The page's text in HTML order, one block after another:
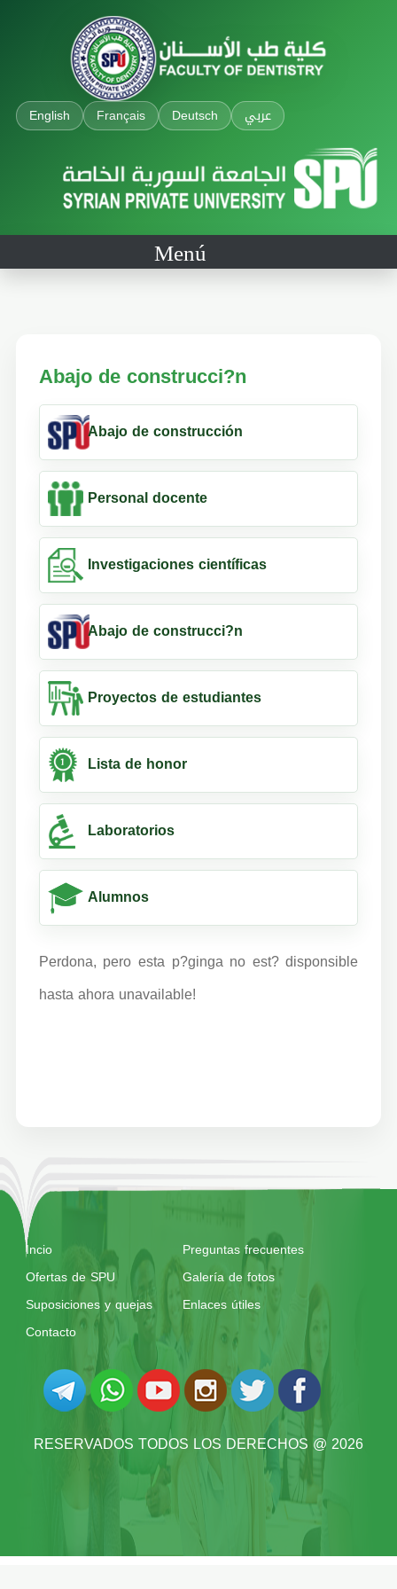
English Français Deutsch عربي
Menú
Abajo de construcci?n
Abajo de construcción
Personal docente
Investigaciones científicas
Abajo de construcci?n
Proyectos de estudiantes
Lista de honor
Laboratorios
Alumnos
Perdona, pero esta p?ginga no est? disponsible
hasta ahora unavailable!
Incio
Preguntas frecuentes
Ofertas de SPU
Galería de fotos
Suposiciones y quejas
Enlaces útiles
Contacto
RESERVADOS TODOS LOS DERECHOS @ 2026